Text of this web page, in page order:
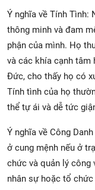
Ý nghĩa về Tính Tình:
thông minh và đam
phận của mình. Họ
và các khía cạnh tâm
Đức, cho thấy họ có
Tính tình của họ
thể tự ái và dễ tức
Ý nghĩa về Công
ở cung mệnh nếu ở
chức và quản lý công
nhân sự hoặc tổ